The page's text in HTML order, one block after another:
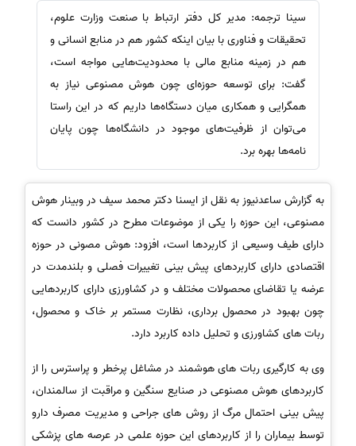
سینا ترجمه: مدیر کل دفتر ارتباط با صنعت وزارت علوم،
تحقیقات و فناوری با بیان اینکه کشور هم در منابع انسانی و
هم در زمینه منابع مالی با محدودیت‌هایی مواجه است،
گفت: برای توسعه حوزه‌ای چون هوش مصنوعی نیاز به
همگرایی و همکاری میان دستگاه‌ها داریم که در این راستا
می‌توان از ظرفیت‌های موجود در دانشگاه‌ها چون پایان
نامه‌ها بهره برد.
به گزارش ساعدنیوز به نقل از ایسنا دکتر محمد سیف در وبینار هوش
مصنوعی، این حوزه را یکی از موضوعات مطرح در کشور دانست که
دارای طیف وسیعی از کاربردها است، افزود: هوش مصونی در حوزه
اقتصادی دارای کاربردهای پیش بینی تغییرات فصلی و بلندمدت در
عرضه یا تقاضای محصولات مختلف و در کشاورزی دارای کاربردهایی
چون بهبود در محصول برداری، نظارت مستمر بر خاک و محصول،
ربات های کشاورزی و تحلیل داده کاربرد دارد.
وی به کارگیری ربات های هوشمند در مشاغل پرخطر و پراسترس را از
کاربردهای هوش مصنوعی در صنایع سنگین و مراقبت از سالمندان،
پیش بینی احتمال مرگ از روش های جراحی و مدیریت مصرف دارو
توسط بیماران را از کاربردهای این حوزه علمی در عرصه های پزشکی